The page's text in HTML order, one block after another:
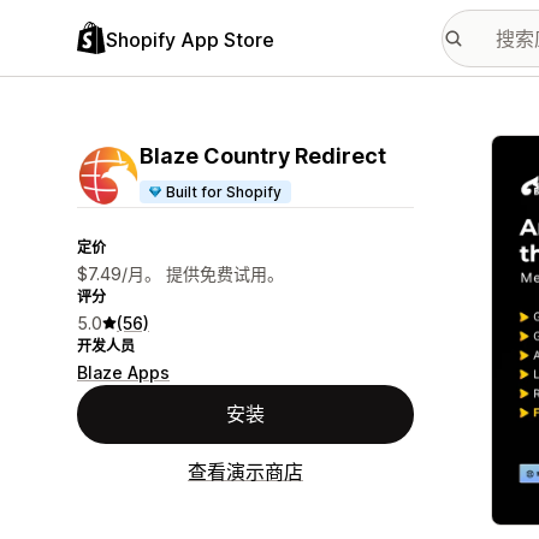
Shopify App Store
Blaze Country Redirect
Built for Shopify
定价
$7.49/月。 提供免费试用。
评分
5.0 (56)
开发人员
Blaze Apps
安装
查看演示商店
配图